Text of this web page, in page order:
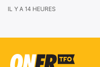
IL Y A 14 HEURES